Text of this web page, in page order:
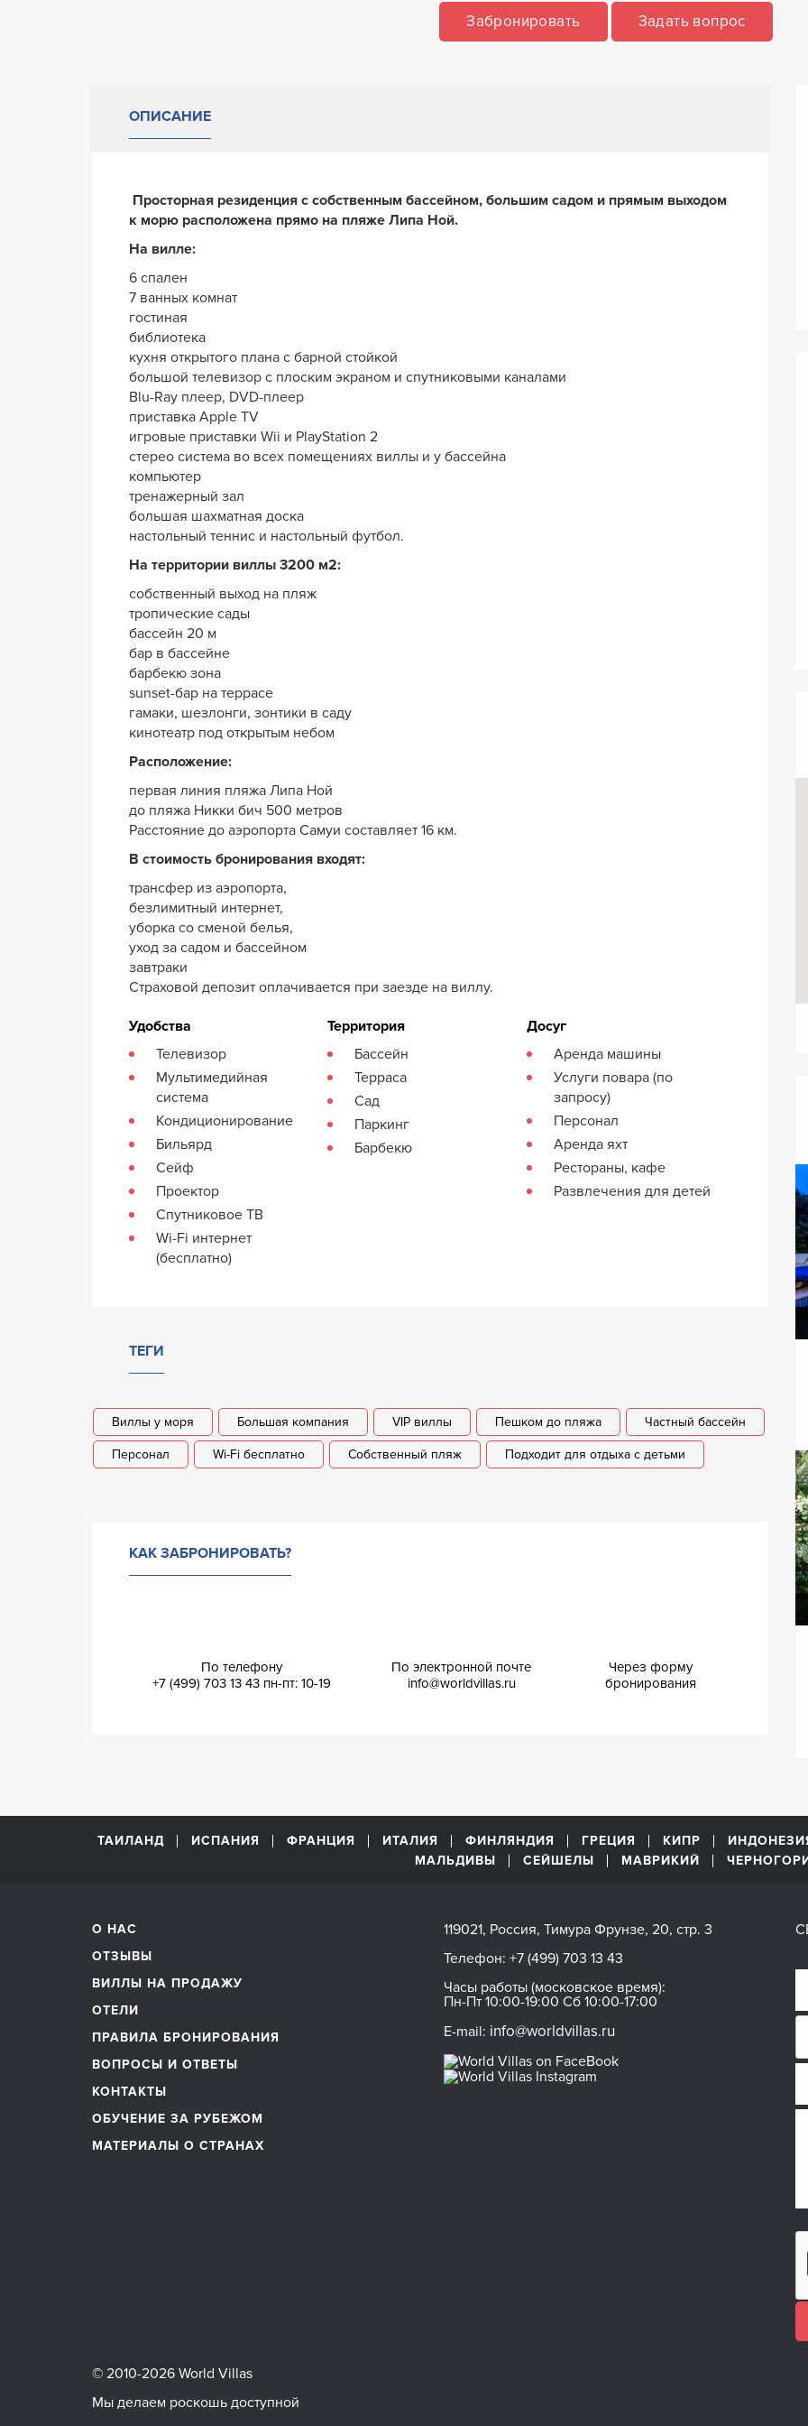
Забронировать Задать вопрос
ОПИСАНИЕ
Просторная резиденция с собственным бассейном, большим садом и прямым выходом
к морю расположена прямо на пляже Липа Ной.
На вилле:
6 спален
7 ванных комнат
гостиная
библиотека
кухня открытого плана с барной стойкой
большой телевизор с плоским экраном и спутниковыми каналами
Blu-Ray плеер, DVD-плеер
приставка Apple TV
игровые приставки Wii и PlayStation 2
стерео система во всех помещениях виллы и у бассейна
компьютер
тренажерный зал
большая шахматная доска
настольный теннис и настольный футбол.
На территории виллы 3200 м2:
собственный выход на пляж
тропические сады
бассейн 20 м
бар в бассейне
барбекю зона
sunset-бар на террасе
гамаки, шезлонги, зонтики в саду
кинотеатр под открытым небом
Расположение:
первая линия пляжа Липа Ной
до пляжа Никки бич 500 метров
Расстояние до аэропорта Самуи составляет 16 км.
В стоимость бронирования входят:
трансфер из аэропорта,
безлимитный интернет,
уборка со сменой белья,
уход за садом и бассейном
завтраки
Страховой депозит оплачивается при заезде на виллу.
Удобства
Телевизор
Мультимедийная
система
Кондиционирование
Бильярд
Сейф
Проектор
Спутниковое ТВ
Wi-Fi интернет
(бесплатно)
Территория
Бассейн
Терраса
Сад
Паркинг
Барбекю
Досуг
Аренда машины
Услуги повара (по
запросу)
Персонал
Аренда яхт
Рестораны, кафе
Развлечения для детей
ТЕГИ
Виллы у моря Большая компания VIP виллы Пешком до пляжа Частный бассейн
Персонал Wi-Fi бесплатно Собственный пляж Подходит для отдыха с детьми
КАК ЗАБРОНИРОВАТЬ?
По телефону
+7 (499) 703 13 43 пн-пт: 10-19
По электронной почте
info@worldvillas.ru
Через форму
бронирования
ТАИЛАНД ИСПАНИЯ ФРАНЦИЯ ИТАЛИЯ ФИНЛЯНДИЯ ГРЕЦИЯ КИПР
МАЛЬДИВЫ
СЕЙШЕЛЫ МАВРИКИЙ
О НАС
ОТЗЫВЫ
ВИЛЛЫ НА ПРОДАЖУ
ОТЕЛИ
ПРАВИЛА БРОНИРОВАНИЯ
ВОПРОСЫ И ОТВЕТЫ
КОНТАКТЫ
ОБУЧЕНИЕ ЗА РУБЕЖОМ
МАТЕРИАЛЫ О СТРАНАХ
119021, Россия, Тимура Фрунзе, 20, стр. 3
Телефон: +7 (499) 703 13 43
Часы работы (московское время):
Пн-Пт 10:00-19:00 Сб 10:00-17:00
E-mail: info@worldvillas.ru
© 2010-2026 World Villas
Мы делаем роскошь доступной